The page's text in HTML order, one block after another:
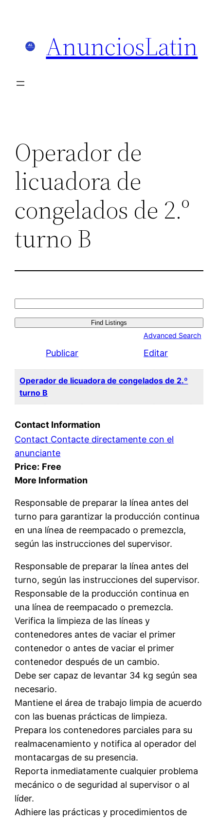
AnunciosLatin
Operador de
licuadora de
congelados de 2.º
turno B
Search
for:
Advanced Search
Publicar Editar
Operador de licuadora de congelados de 2.º
turno B
Contact Information
Contact Contacte directamente con el
anunciante
Price: Free
More Information
Responsable de preparar la línea antes del
turno para garantizar la producción continua
en una línea de reempacado o premezcla,
según las instrucciones del supervisor.
Responsable de preparar la línea antes del
turno, según las instrucciones del supervisor.
Responsable de la producción continua en
una línea de reempacado o premezcla.
Verifica la limpieza de las líneas y
contenedores antes de vaciar el primer
contenedor o antes de vaciar el primer
contenedor después de un cambio.
Debe ser capaz de levantar 34 kg según sea
necesario.
Mantiene el área de trabajo limpia de acuerdo
con las buenas prácticas de limpieza.
Prepara los contenedores parciales para su
realmacenamiento y notifica al operador del
montacargas de su presencia.
Reporta inmediatamente cualquier problema
mecánico o de seguridad al supervisor o al
líder.
Adhiere las prácticas y procedimientos de